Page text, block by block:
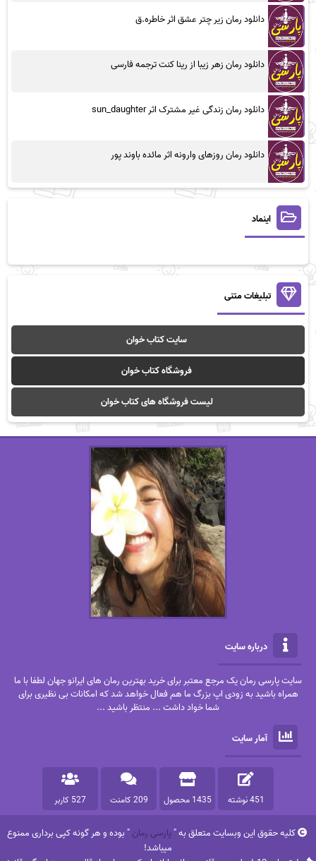
دانلود رمان زیر چتر عشق اثر خاطره.ق
دانلود رمان زهر زیبا از رینا کنت ترجمه فارسی
دانلود رمان زندگی غیر مشترک اثر sun_daughter
دانلود رمان روزهای وارونه اثر مائده باوند پور
اینماد
تبلیغات متنی
سایت کتاب خوان
فروشگاه کتاب خوان
لیست فروشگاه های کتاب خوان
درباره سایت
سایت پارسی رمان یک مرجع معتبر برای خرید بهترین رمان های ایرانو جهان لطفا با ما
همراه باشید به زودی اپ بزرگ ما هم فعال خواهد شد که امکانات بی نظیری برای
شما خواد داشت ... منتظر باشید ...
آمار سایت
451 نوشته 1435 محصول 209 کامنت 527 کاربر
کلیه حقوق این وبسایت متعلق به "پارسی رمان" بوده و هر گونه کپی برداری ممنوع
میباشد!